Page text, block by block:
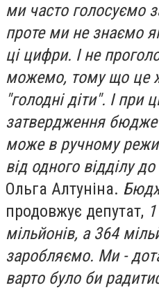
ми часто голосуємо
проте ми не знаємо
ці цифри. І не
можемо, тому що це
"голодні діти". І при
затвердження
може в ручному
від одного відділу
Ольга Алтуніна.
продовжує депутат,
мільйонів, а 364
заробляємо. Ми -
варто було би